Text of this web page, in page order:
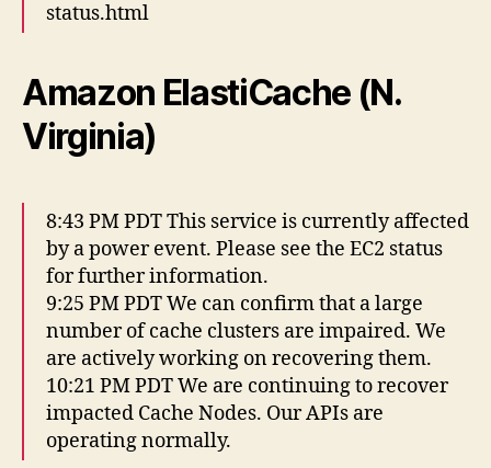
status.html
Amazon ElastiCache (N.
Virginia)
8:43 PM PDT This service is currently affected
by a power event. Please see the EC2 status
for further information.
9:25 PM PDT We can confirm that a large
number of cache clusters are impaired. We
are actively working on recovering them.
10:21 PM PDT We are continuing to recover
impacted Cache Nodes. Our APIs are
operating normally.